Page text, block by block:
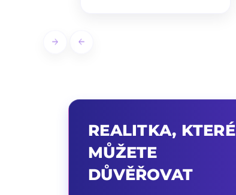
arrow_back
arrow_forward
REALITKA, KTERÉ
MŮŽETE
DŮVĚŘOVAT